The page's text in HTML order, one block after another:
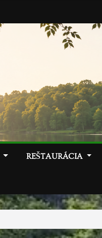
REŠTAURÁCIA